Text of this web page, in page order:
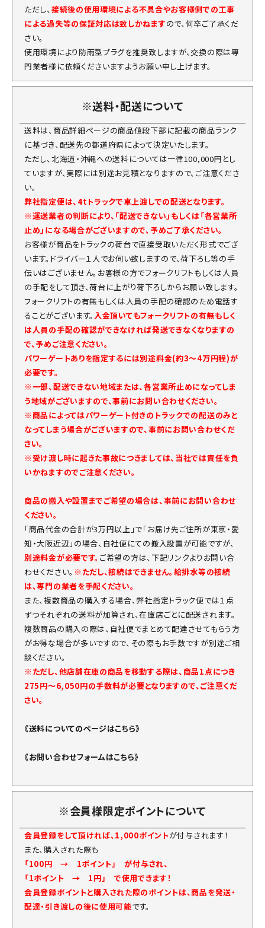
ただし、 接続後の使用環境による不具合やお客様側での工事
による過失等の保証対応は致しかねますので、何卒ご了承くだ
さい。
使用環境により防雨型プラグを推奨致しますが、交換の際は専
門業者様に依頼くださいますようお願い申し上げます。
※送料・配送について
送料は、商品詳細ページの商品値段下部に記載の商品ランク
に基づき、配送先の都道府県によって決定いたします。
ただし、北海道・沖縄への送料については一律100,000円とし
ていますが、実際には別途お見積となりますので、ご注意くださ
い。
弊社指定便は、4tトラックで車上渡しでの配送となります。
※運送業者の判断により、「配送できない」もしくは「各営業所
止め」になる場合がございますので、予めご了承ください。
お客様が商品をトラックの荷台で直接受取いただく形式でござ
います。ドライバー１人でお伺い致しますので、荷下ろし等の手
伝いはございません。お客様の方でフォークリフトもしくは人員
の手配をして頂き、荷台に上がり荷下ろしからお願い致します。
フォークリフトの有無もしくは人員の手配の確認のため電話す
ることがございます。 入金頂いてもフォークリフトの有無もしく
は人員の手配の確認ができなければ発送できなくなりますの
で、予めご注意ください。
パワーゲートありを指定するには別途料金(約3～4万円程)が
必要です。
※一部、配送できない地域または、各営業所止めになってしま
う地域がございますので、事前にお問い合わせください。
※商品によってはパワーゲート付きのトラックでの配送のみと
なってしまう場合がございますので、事前にお問い合わせくだ
さい。
※受け渡し時に起きた事故につきましては、当社では責任を負
いかねますのでご注意ください。
商品の搬入や設置までご希望の場合は、事前にお問い合わせ
ください。
「商品代金の合計が3万円以上」で「お届け先ご住所が東京・愛
知・大阪近辺」の場合、自社便にての搬入設置が可能ですが、
別途料金が必要です。 ご希望の方は、下記リンクよりお問い合
わせください。 ※ただし、接続はできません。給排水等の接続
は、専門の業者を手配ください。
また、複数商品の購入する場合、弊社指定トラック便では１点
ずつそれぞれの送料が加算され、在庫店ごとに配送されます。
複数商品の購入の際は、自社便でまとめて配達させてもらう方
がお得な場合が多いですので、その際もお手数ですが別途ご相
談ください。
※ただし、他店舗在庫の商品を移動する際は、商品1点につき
275円～6,050円の手数料が必要となりますので、ご注意くだ
さい。
《送料についてのページはこちら》
《お問い合わせフォームはこちら》
※会員様限定ポイントについて
会員登録をして頂ければ、1,000ポイントが付与されます！
また、購入された際も
「100円 → 1ポイント」 が付与され、
「1ポイント → 1円」 で使用できます！
会員登録ポイントと購入された際のポイントは、商品を発送・
配達・引き渡しの後に使用可能です。